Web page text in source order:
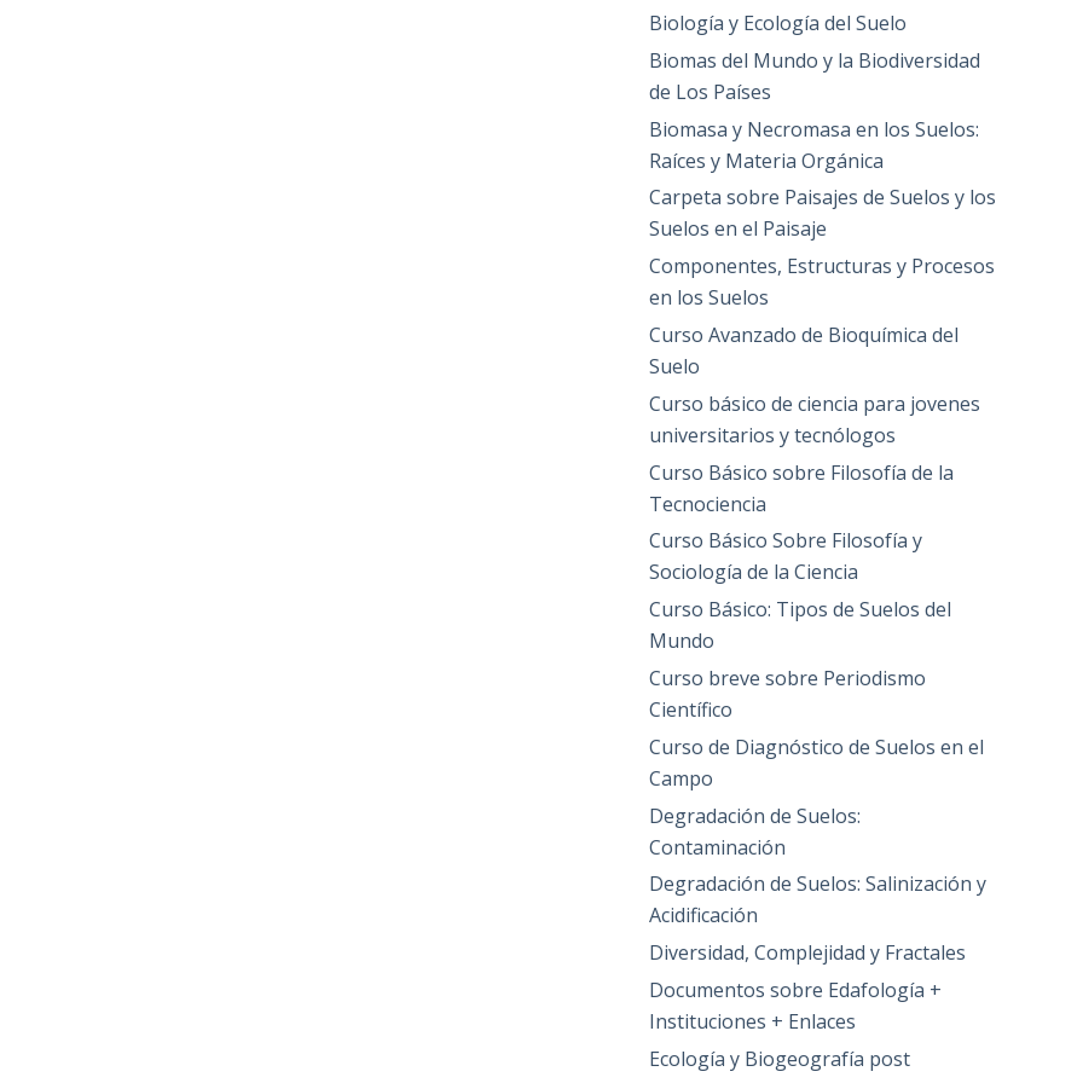
Biología y Ecología del Suelo
Biomas del Mundo y la Biodiversidad
de Los Países
Biomasa y Necromasa en los Suelos:
Raíces y Materia Orgánica
Carpeta sobre Paisajes de Suelos y los
Suelos en el Paisaje
Componentes, Estructuras y Procesos
en los Suelos
Curso Avanzado de Bioquímica del
Suelo
Curso básico de ciencia para jovenes
universitarios y tecnólogos
Curso Básico sobre Filosofía de la
Tecnociencia
Curso Básico Sobre Filosofía y
Sociología de la Ciencia
Curso Básico: Tipos de Suelos del
Mundo
Curso breve sobre Periodismo
Científico
Curso de Diagnóstico de Suelos en el
Campo
Degradación de Suelos:
Contaminación
Degradación de Suelos: Salinización y
Acidificación
Diversidad, Complejidad y Fractales
Documentos sobre Edafología +
Instituciones + Enlaces
Ecología y Biogeografía post